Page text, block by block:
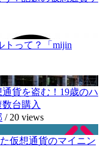
トって？「mijin
貨を盗む！19歳のハ
台購入
/ 20 views
仮想通貨のマイニン